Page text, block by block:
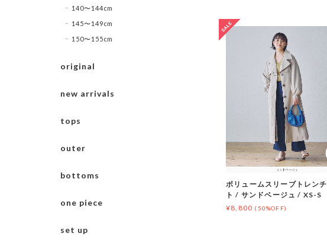
ボリュームスリーブトレン
ト / サンドベージュ / XS-S
¥8,800 (50%OFF)
140〜144cm
145〜149cm
150〜155cm
original
new arrivals
tops
outer
bottoms
one piece
set up